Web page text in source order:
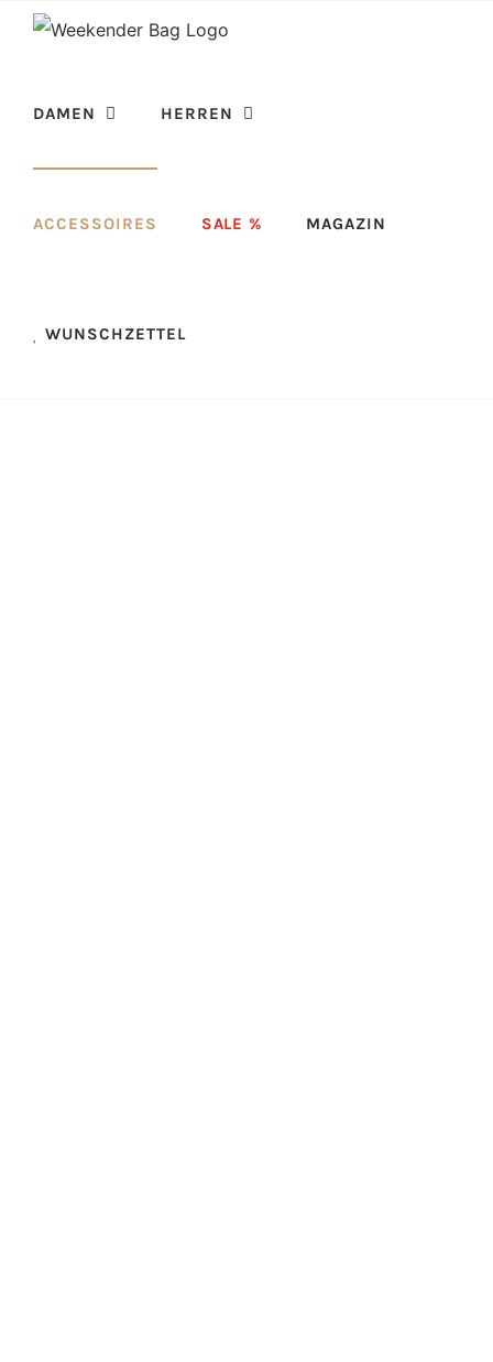
Skip
DAMEN HERREN
ACCESSOIRES SALE % MAGAZIN
WUNSCHZETTEL